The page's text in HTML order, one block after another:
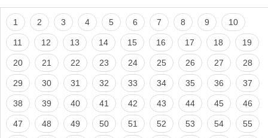
1 2 3 4 5 6 7 8 9 10
11 12 13 14 15 16 17 18 19
20 21 22 23 24 25 26 27 28
29 30 31 32 33 34 35 36 37
38 39 40 41 42 43 44 45 46
47 48 49 50 51 52 53 54 55